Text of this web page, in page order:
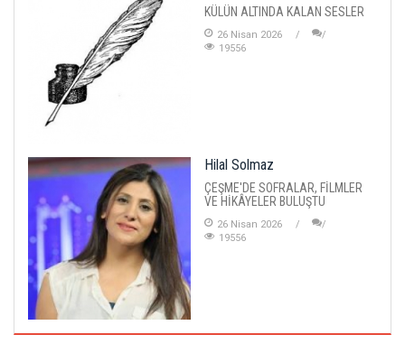
KÜLÜN ALTINDA KALAN SESLER
26 Nisan 2026
19556
Hilal Solmaz
ÇEŞME'DE SOFRALAR, FİLMLER
VE HİKÂYELER BULUŞTU
26 Nisan 2026
19556